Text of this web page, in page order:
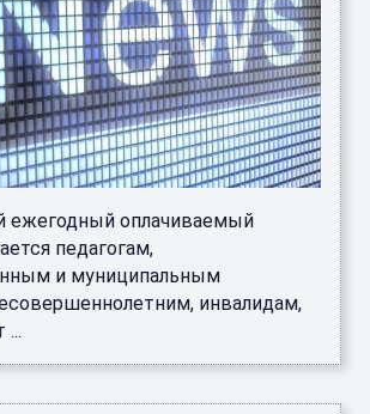
ежегодный оплачиваемый
педагогам,
и муниципальным
инвалидам,
...